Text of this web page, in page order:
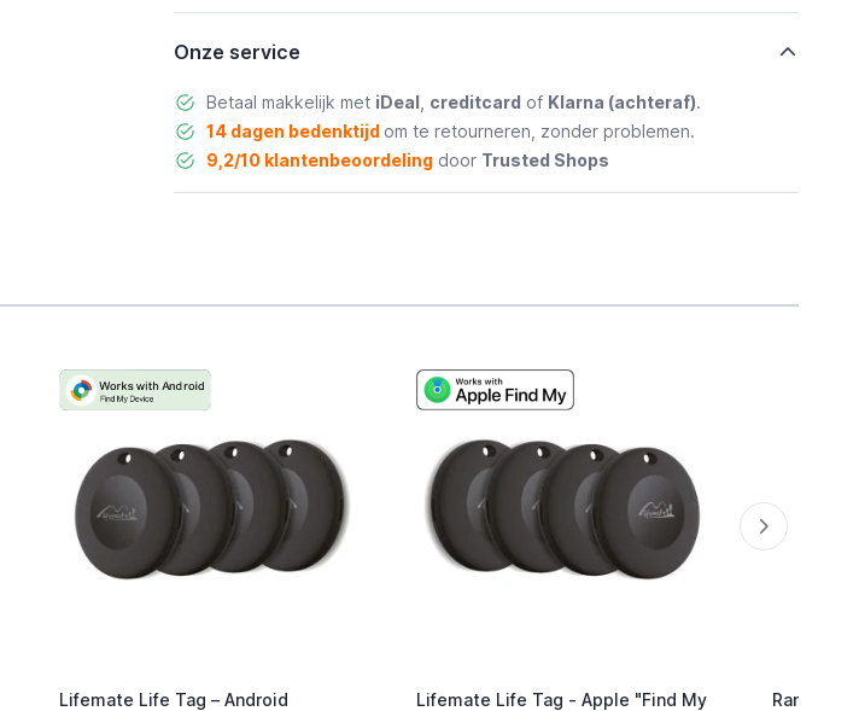
Onze service
Betaal makkelijk met iDeal creditcard of Klarna (achteraf).
14 dagen bedenktijd om te retourneren, zonder problemen.
9,2/10 klantenbeoordelingdoor Trusted Shops
Lifemate Life Tag – Android
Lifemate Life Tag - Apple "Find My
Ranqer